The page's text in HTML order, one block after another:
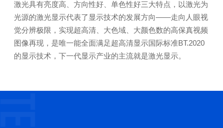
激光具有亮度高、方向性好、单色性好三大特点，以激光为
光源的激光显示代表了显示技术的发展方向——走向人眼视
觉分辨极限，实现超高清、大色域、大颜色数的高保真视频
图像再现，是唯一能全面满足超高清显示国际标准BT.2020
的显示技术，下一代显示产业的主流就是激光显示。